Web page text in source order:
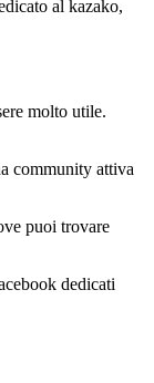
al kazako,
molto utile.
community attiva
puoi trovare
dedicati